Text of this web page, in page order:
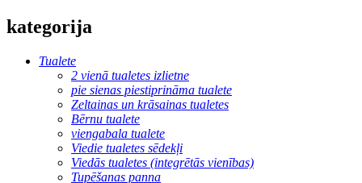
kategorija
Tualete
2 vienā tualetes izlietne
pie sienas piestiprināma tualete
Zeltainas un krāsainas tualetes
Bērnu tualete
viengabala tualete
Viedie tualetes sēdekļi
Viedās tualetes (integrētās vienības)
Tupēšanas panna